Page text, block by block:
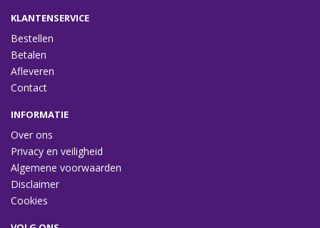
KLANTENSERVICE
Bestellen
Betalen
Afleveren
Contact
INFORMATIE
Over ons
Privacy en veiligheid
Algemene voorwaarden
Disclaimer
Cookies